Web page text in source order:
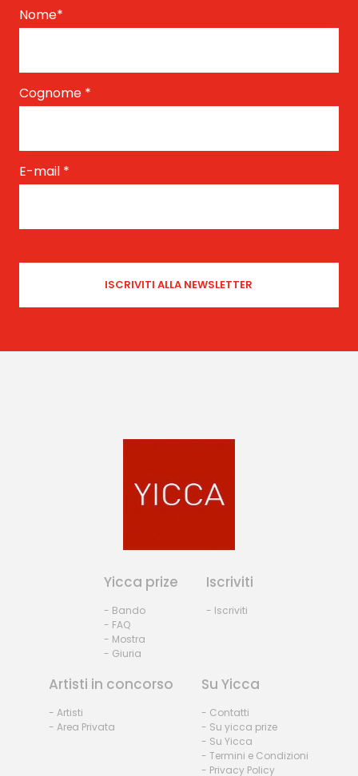
Nome*
Cognome *
E-mail *
Yicca prize
- Bando
- FAQ
- Mostra
- Giuria
Iscriviti
- Iscriviti
Artisti in concorso
- Artisti
- Area Privata
Su Yicca
- Contatti
- Su yicca prize
- Su Yicca
- Termini e Condizioni
- Privacy Policy